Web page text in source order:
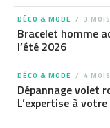
DÉCO & MODE 3
Bracelet homme
l’été 2026
DÉCO & MODE 4
Dépannage volet
L’expertise à